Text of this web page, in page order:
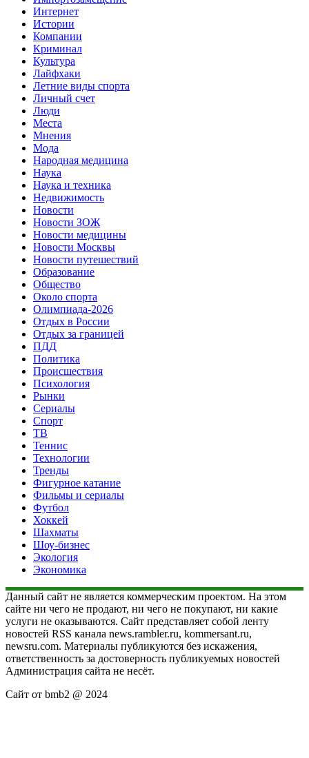
Интернет
Истории
Компании
Криминал
Культура
Лайфхаки
Летние виды спорта
Личный счет
Люди
Места
Мнения
Мода
Народная медицина
Наука
Наука и техника
Недвижимость
Новости
Новости ЗОЖ
Новости медицины
Новости Москвы
Новости путешествий
Образование
Общество
Около спорта
Олимпиада-2026
Отдых в России
Отдых за границей
ПДД
Политика
Происшествия
Психология
Рынки
Сериалы
Спорт
ТВ
Теннис
Технологии
Тренды
Фигурное катание
Фильмы и сериалы
Футбол
Хоккей
Шахматы
Шоу-бизнес
Экология
Экономика
Данный сайт не является коммерческим проектом. На этом
сайте ни чего не продают, ни чего не покупают, ни какие
услуги не оказываются. Сайт представляет собой ленту
новостей RSS канала news.rambler.ru, kommersant.ru,
newsru.com. Материалы публикуются без искажения,
ответственность за достоверность публикуемых новостей
Администрация сайта не несёт.
Сайт от bmb2 @ 2024